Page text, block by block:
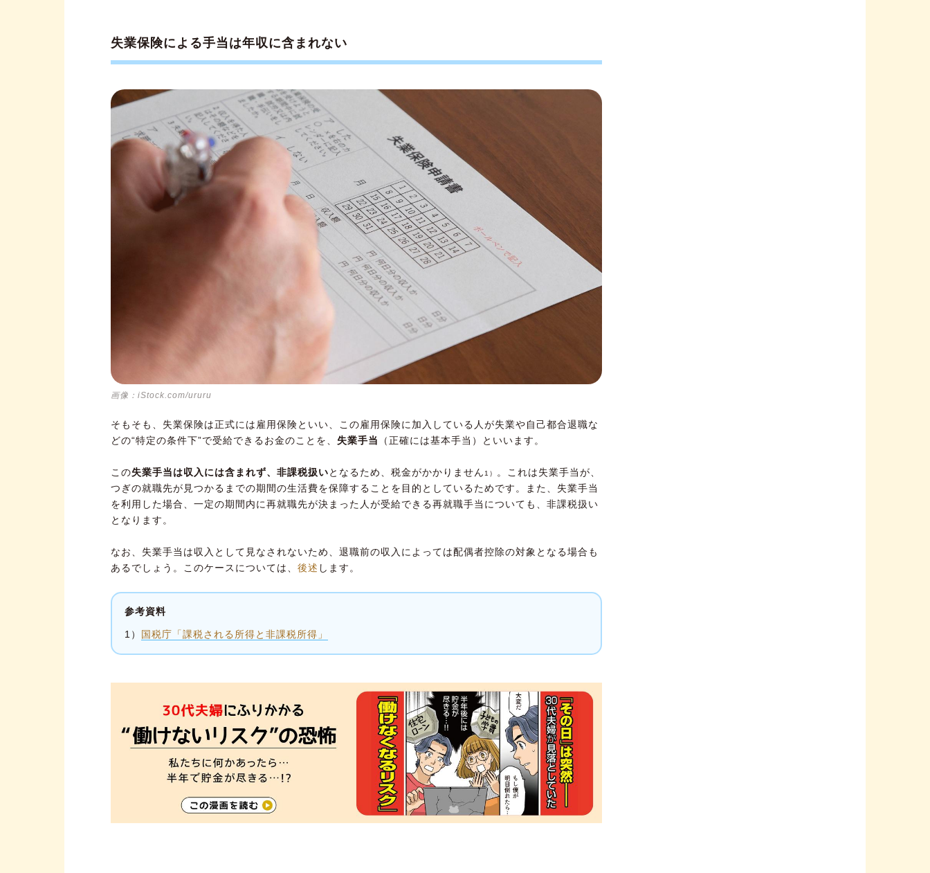
失業保険による手当は年収に含まれない
画像：iStock.com/ururu
そもそも、失業保険は正式には雇用保険といい、この雇用保険に加入している人が失業や自己都合退職な
どの“特定の条件下”で受給できるお金のことを、 失業手当 （正確には基本手当）といいます。
この失業手当は収入には含まれず、非課税扱いとなるため、税金がかかりません 1）
。これは失業手当が、
つぎの就職先が見つかるまでの期間の生活費を保障することを目的としているためです。また、失業手当
を利用した場合、一定の期間内に再就職先が決まった人が受給できる再就職手当についても、非課税扱い
となります。
なお、失業手当は収入として見なされないため、退職前の収入によっては配偶者控除の対象となる場合も
あるでしょう。このケースについては、 後述 します。
参考資料
1） 国税庁「課税される所得と非課税所得」